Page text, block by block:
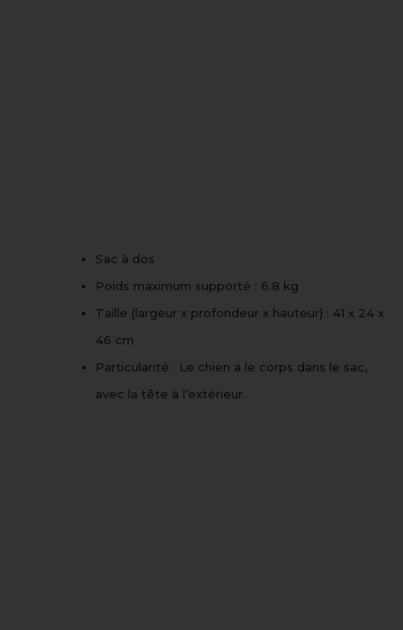
Sac à dos
Poids maximum supporté : 6.8 kg
Taille (largeur x profondeur x hauteur) : 41 x 24 x
46 cm
Particularité : Le chien a le corps dans le sac,
avec la tête à l’extérieur.